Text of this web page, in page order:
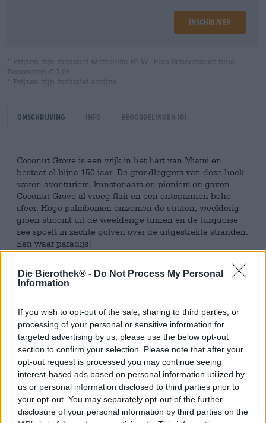
Die Bierothek® - Do Not Process My Personal
Information
If you wish to opt-out of the sale, sharing to third parties, or
processing of your personal or sensitive information for
targeted advertising by us, please use the below opt-out
section to confirm your selection. Please note that after your
opt-out request is processed you may continue seeing
interest-based ads based on personal information utilized by
us or personal information disclosed to third parties prior to
your opt-out. You may separately opt-out of the further
disclosure of your personal information by third parties on the
Inschrijven
* Prijzen zijn inclusief wettelijke BTW. Plus Scheepvaart plus
Deponeren € 0,08
* Prijzen zijn inclusief accijns
Omschrijving Info Beoordelingen (0)
Coconut Grove is een wijk in het hart van Miami en
bestaat al bijna 150 jaar. De grondleggers van deze hoek
waren avonturiers, kunstenaars en pioniers en gaven
Coconut Grove al vroeg flair en een ontspannen boho-
sfeer. Hoge palmbomen omzomen de straten, weelderig
groen stroomt uit de weelderige tuinen en de turquoise
zee spoelt in zachte golven over de uitgestrekte stranden.
Een waar paradijs!
Zo voelden ook de oprichters van de Kehrwieder Creative
Brewery zich, die deze magische plek een tijdje hun thuis
mochten noemen. Daar lieten ze zich inspireren door de
brouwerijen en vlogen ze met een schat aan ideeën in
hun bagage terug naar Hamburg.
Coconut Grove is een eerbetoon aan de fantastische tijd
in Miami: de alcoholvrije pale ale geeft perfect de
ontspannen, schilferige sfeer weer en zal je hoofd doen
draaien met sappige tonen van tropisch fruit, exotische
kokosnoot en roze grapefruit. In het glas presenteert het
bier zich in een helder zonnig geel, een kleine kroon van
wit schuim met dichte poriën troont op het natuurlijk